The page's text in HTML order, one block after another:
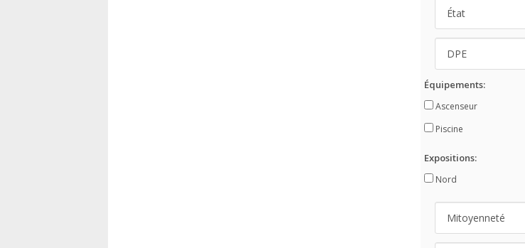
Équipements:
Ascenseur
Piscine
Expositions:
Nord